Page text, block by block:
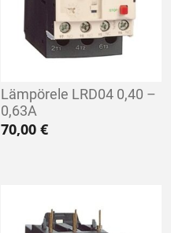
Lämpörele LRD04 0,40 –
0,63A
70,00€